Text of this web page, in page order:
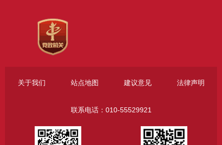
关于我们 站点地图 建议意见 法律声明
联系电话：010-55529921